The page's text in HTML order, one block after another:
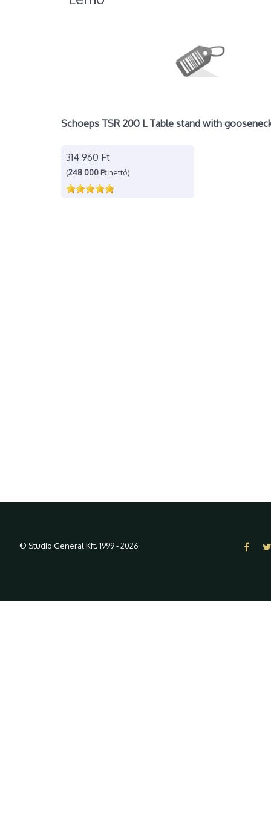
Schoeps TSR 200 L Table stand with
314 960 Ft
(248 000 Ftnettó)
© Studio General Kft. 1999 - 2026